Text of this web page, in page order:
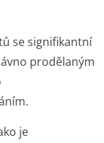
se signifikantní
prodělaným
je